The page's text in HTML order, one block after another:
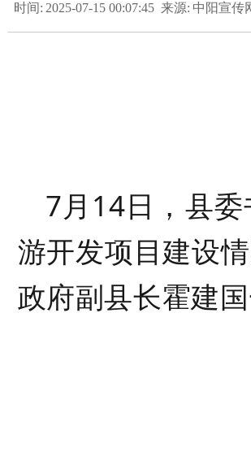
时间: 2025-07-15 00:07:45 来源: 中阳宣传
7月14日， 县
游开发项目建设
政府副县长霍建